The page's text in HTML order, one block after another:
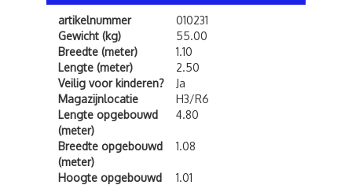
artikelnummer
010231
Gewicht (kg)
55.00
Breedte (meter)
1.10
Lengte (meter)
2.50
Veilig voor kinderen?
Ja
Magazijnlocatie
H3/R6
Lengte opgebouwd
(meter)
4.80
Breedte opgebouwd
(meter)
1.08
Hoogte opgebouwd
1.01